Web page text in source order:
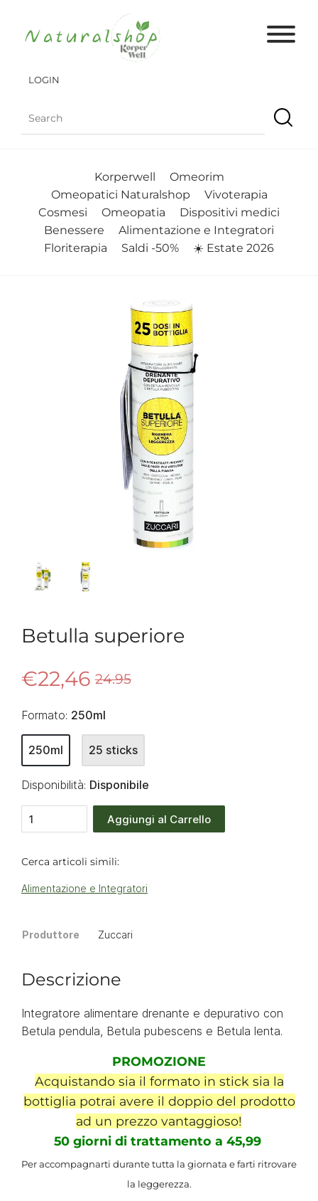
LOGIN
Korperwell
Omeorim
Omeopatici Naturalshop
Vivoterapia
Cosmesi
Omeopatia
Dispositivi medici
Benessere
Alimentazione e Integratori
Floriterapia
Saldi -50% ☀️ Estate 2026
Betulla superiore
€22,46 24.95
Formato: 250ml
250ml 25 sticks
Disponibilità: Disponibile
Aggiungi al Carrello
Cerca articoli simili:
Alimentazione e Integratori
Produttore Zuccari
Descrizione
Integratore alimentare drenante e depurativo con
Betula pendula, Betula pubescens e Betula lenta.
PROMOZIONE
Acquistando sia il formato in stick sia la
bottiglia potrai avere il doppio del prodotto
ad un prezzo vantaggioso!
50 giorni di trattamento a 45,99
Per accompagnarti durante tutta la giornata e farti ritrovare
la leggerezza.